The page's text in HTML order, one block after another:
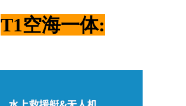
T1空海一体: